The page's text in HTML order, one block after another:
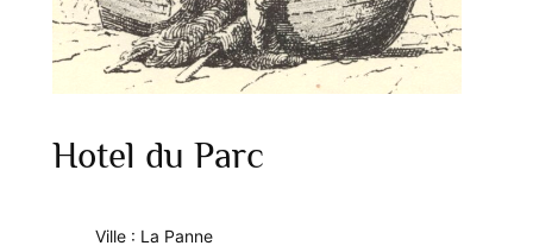
Hotel du Parc
Ville : La Panne